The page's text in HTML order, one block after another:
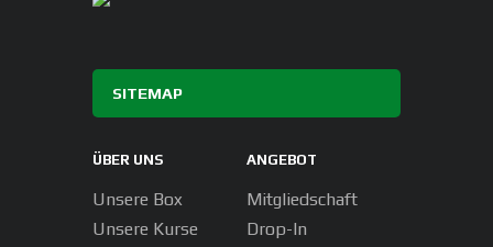
SITEMAP
ÜBER UNS
Unsere Box
Unsere Kurse
ANGEBOT
Mitgliedschaft
Drop-In